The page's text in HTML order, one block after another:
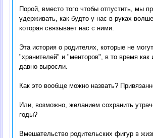
Порой, вместо того чтобы отпустить, мы
удерживать, как будто у нас в руках
которая связывает нас с ними.
Эта история о родителях, которые не
"хранителей" и "менторов", в то время как
давно выросли.
Как это вообще можно назвать?
Или, возможно, желанием сохранить
годы?
Вмешательство родительских фигур в